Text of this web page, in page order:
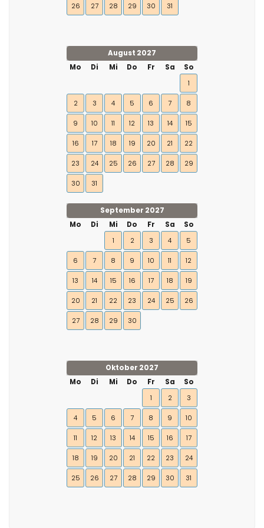
26 27 28 29 30 31
August 2027
Mo
Di Mi Do Fr Sa
So
1
2 3 4 5 6 7 8
9 10 11 12 13 14 15
16 17 18 19 20 21 22
23 24 25 26 27 28 29
30 31
September 2027
Mo
Di Mi Do Fr Sa
So
1
2 3 4 5
6 7 8 9 10 11 12
13 14 15 16 17 18 19
20 21 22 23 24 25 26
27 28 29 30
Oktober 2027
Mo
Di Mi Do Fr Sa
So
1
2 3
4 5 6 7 8 9 10
11 12 13 14 15 16 17
18 19 20 21 22 23 24
25 26 27 28 29 30 31